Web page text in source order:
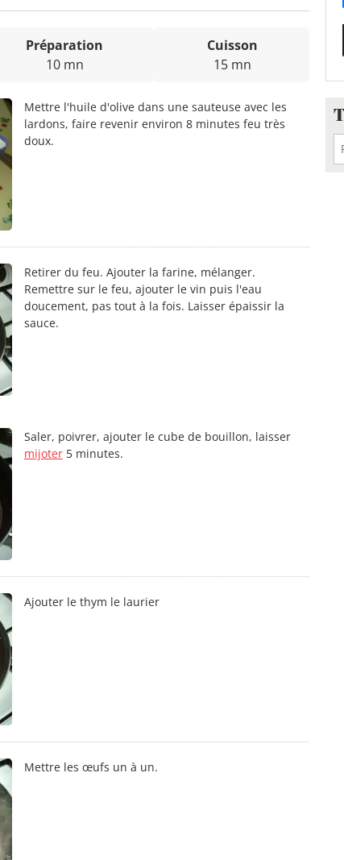
Préparation
10 mn
Cuisson
15 mn
Mettre l'huile d'olive dans une sauteuse avec les
lardons, faire revenir environ 8 minutes feu très
doux.
Retirer du feu. Ajouter la farine, mélanger.
Remettre sur le feu, ajouter le vin puis l'eau
doucement, pas tout à la fois. Laisser épaissir la
sauce.
Saler, poivrer, ajouter le cube de bouillon, laisser
mijoter5 minutes.
Ajouter le thym le laurier
Mettre les œufs un à un.